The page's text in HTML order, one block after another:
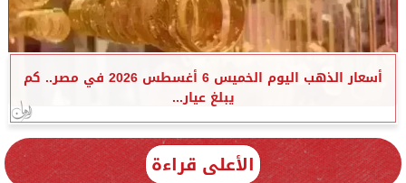
أسعار الذهب اليوم الخميس 6 أغسطس 2026 في مصر.. كم
يبلغ عيار...
الأعلى قراءة